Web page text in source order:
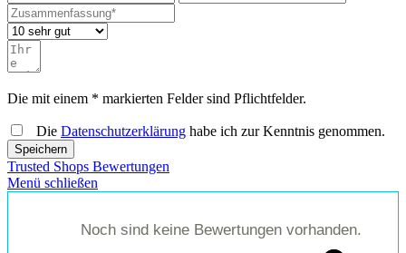
Die mit einem * markierten Felder sind Pflichtfelder.
Die Datenschutzerklärung habe ich zur Kenntnis genommen.
Speichern
Trusted Shops Bewertungen
Menü schließen
Noch sind keine Bewertungen vorhanden.